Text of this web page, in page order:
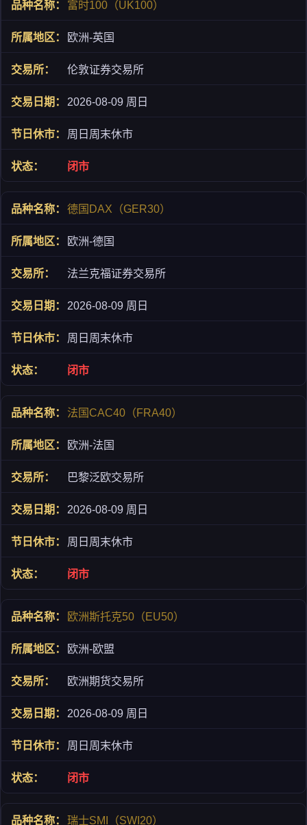
富时100（UK100）
欧洲-英国
伦敦证券交易所
2026-08-09 周日
周日周末休市
闭市
德国DAX（GER30）
欧洲-德国
法兰克福证券交易所
2026-08-09 周日
周日周末休市
闭市
法国CAC40（FRA40）
欧洲-法国
巴黎泛欧交易所
2026-08-09 周日
周日周末休市
闭市
欧洲斯托克50（EU50）
欧洲-欧盟
欧洲期货交易所
2026-08-09 周日
周日周末休市
闭市
瑞士SMI（SWI20）